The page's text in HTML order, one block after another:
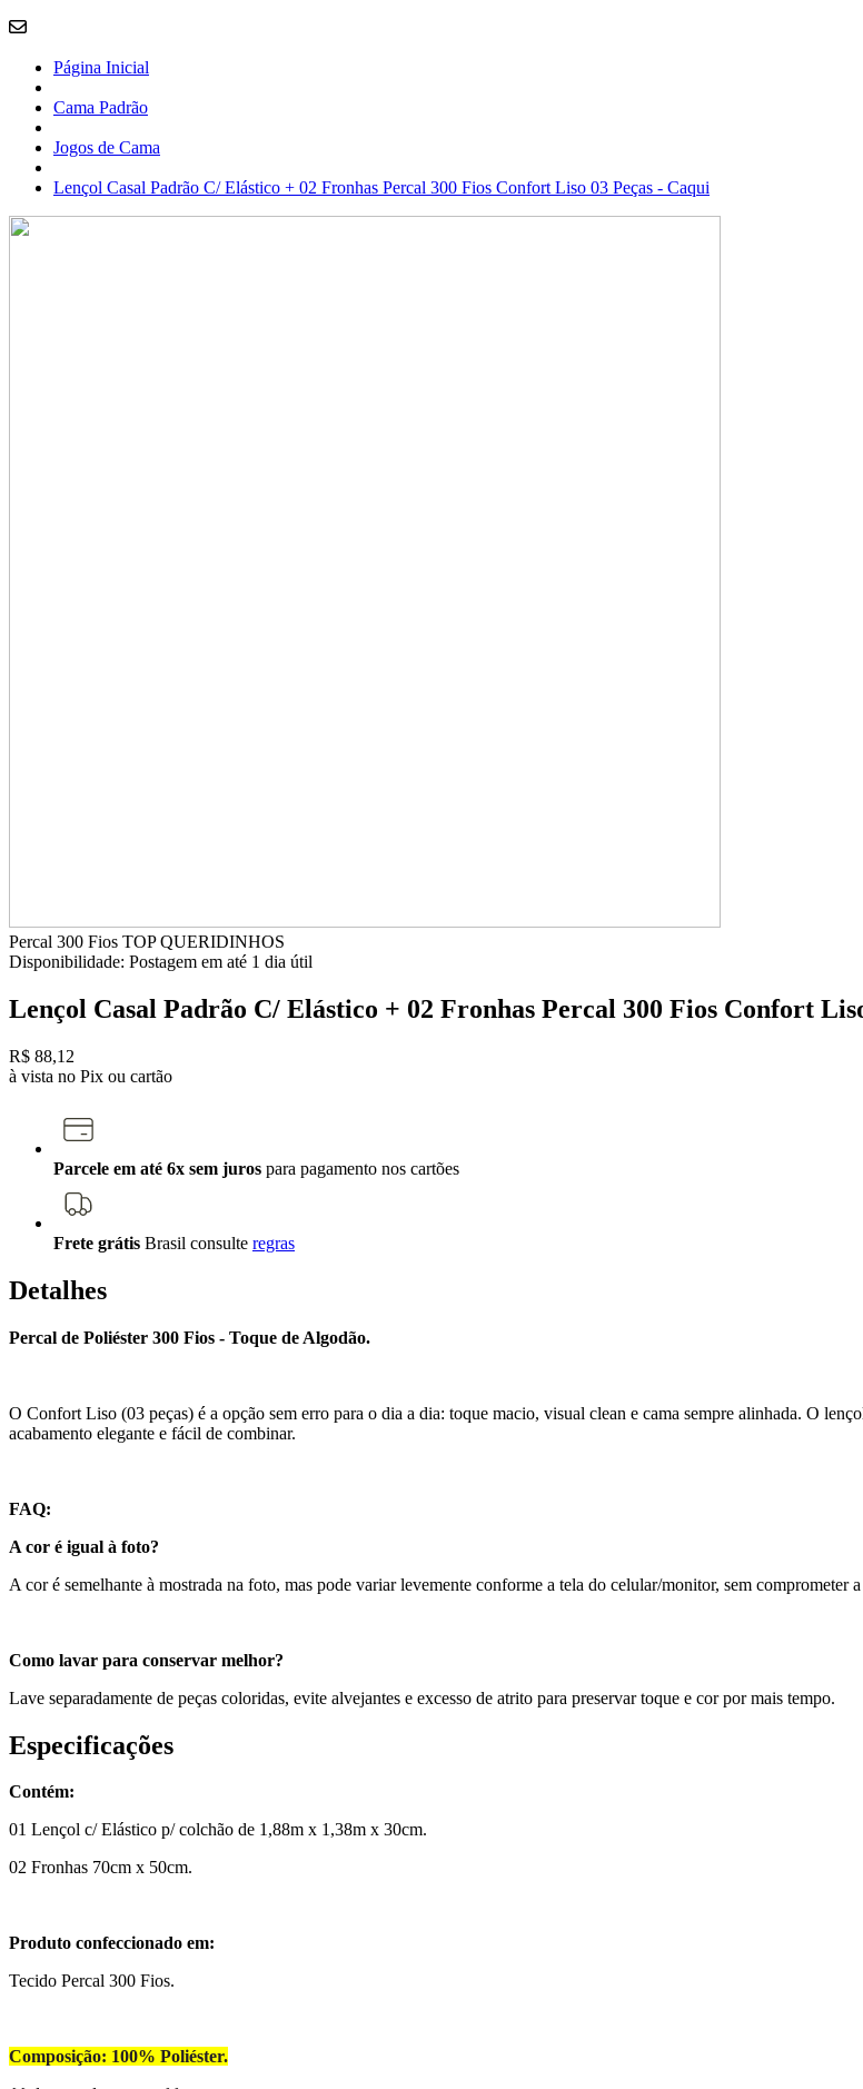
Página Inicial
Cama Padrão
Jogos de Cama
Lençol Casal Padrão C/ Elástico + 02 Fronhas Percal 300 Fios Confort Liso 03 Peças - Caqui
Percal 300 Fios TOP QUERIDINHOS
Disponibilidade: Postagem em até 1 dia útil
Lençol Casal Padrão C/ Elástico + 02 Fronhas Percal 300 Fios Confort
R$ 88,12
à vista no Pix ou cartão
Parcele em até 6x sem juros para pagamento nos cartões
Frete grátis Brasil consulte regras
Detalhes
Percal de Poliéster 300 Fios - Toque de Algodão.
O Confort Liso (03 peças) é a opção sem erro para o dia a dia: toque macio, visual clean e cama sempre alinhada. O
acabamento elegante e fácil de combinar.
FAQ:
A cor é igual à foto?
A cor é semelhante à mostrada na foto, mas pode variar levemente conforme a tela do celular/monitor, sem comprometer
Como lavar para conservar melhor?
Lave separadamente de peças coloridas, evite alvejantes e excesso de atrito para preservar toque e cor por mais tempo.
Especificações
Contém:
01 Lençol c/ Elástico p/ colchão de 1,88m x 1,38m x 30cm.
02 Fronhas 70cm x 50cm.
Produto confeccionado em:
Tecido Percal 300 Fios.
Composição: 100% Poliéster.